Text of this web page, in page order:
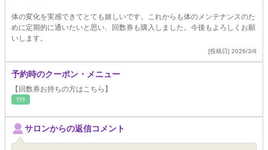
体の変化を実感できてとても嬉しいです。これからも体のメンテナンスのた
めに定期的に通いたいと思い、回数券も購入しました。今後もよろしくお願
いします。
[投稿日] 2026/3/8
予約時のクーポン・メニュー
【回数券お持ちの方はこちら】
ﾘﾗｸ
サロンからの返信コメント